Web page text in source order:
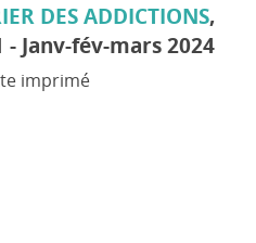
DES ADDICTIONS,
- Janv-fév-mars 2024
imprimé